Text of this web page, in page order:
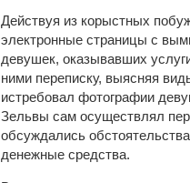
Действуя из корыстных
электронные страницы с
девушек, оказывавших
ними переписку, выясняя
истребовал фотографии
Зельвы сам осуществлял
обсуждались
денежные средства.